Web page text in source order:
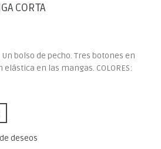
CORTA
bolso de pecho. Tres botones en
en las mangas. COLORES:
deseos